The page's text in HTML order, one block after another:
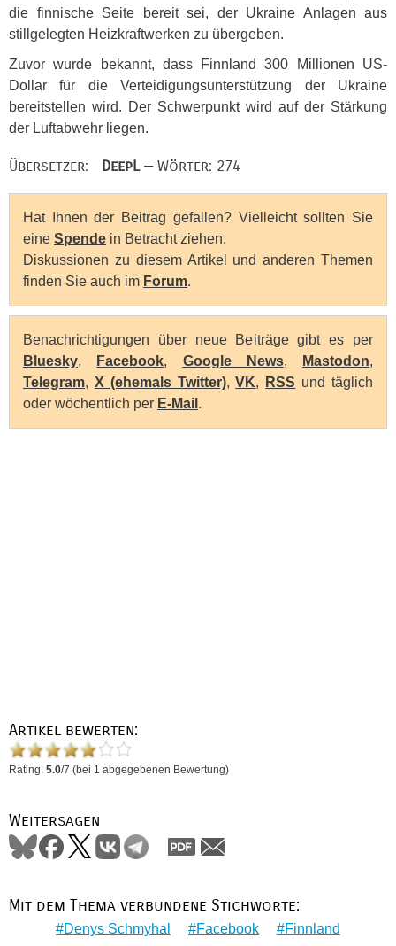
die finnische Seite bereit sei, der Ukraine Anlagen aus
stillgelegten Heizkraftwerken zu übergeben.
Zuvor wurde bekannt, dass Finnland 300 Millionen US-
Dollar für die Verteidigungsunterstützung der Ukraine
bereitstellen wird. Der Schwerpunkt wird auf der Stärkung
der Luftabwehr liegen.
Übersetzer: DeepL— Wörter: 274
Hat Ihnen der Beitrag gefallen? Vielleicht sollten Sie
eine Spende in Betracht ziehen.
Diskussionen zu diesem Artikel und anderen Themen
finden Sie auch im Forum.
Benachrichtigungen über neue Beiträge gibt es per
Bluesky, Facebook, Google News, Mastodon,
Telegram, X (ehemals Twitter),VK, RSS und täglich
oder wöchentlich per E-Mail .
Artikel bewerten:
Rating: 5.0/7 (bei 1 abgegebenen Bewertung)
Weitersagen
Mit dem Thema verbundene Stichworte:
Denys Schmyhal Facebook Finnland